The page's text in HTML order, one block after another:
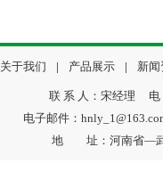
关于我们 | 产品展示 | 新
联 系 人：宋经理 电
电子邮件：
地 址：河南省—武